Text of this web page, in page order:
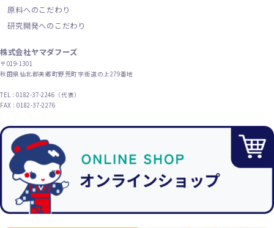
原料へのこだわり
研究開発へのこだわり
株式会社ヤマダフーズ
〒019-1301
秋田県仙北郡美郷町野荒町字街道の上279番地
TEL : 0182-37-2246（代表）
FAX : 0182-37-2276